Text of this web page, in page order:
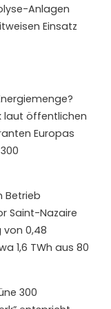
Anlagen
Einsatz
laut öffentlichen
Europas
Betrieb
Saint-Nazaire
von 0,48
1,6 TWh aus 80
300